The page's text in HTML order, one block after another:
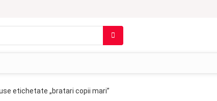
etichetate „bratari copii mari”